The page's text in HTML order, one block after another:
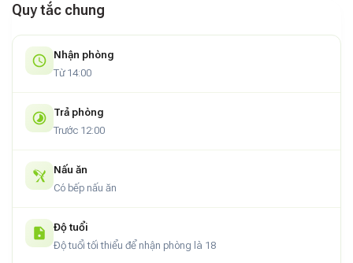
Trải nghiệm đáng nhớ cho kỳ nghỉ tại Huế
Một trong những điểm đặc biệt của Bạc Xỉu Home chính là
cảm giác thân thuộc mà nơi đây mang lại. Không giống như
đến sự gần gũi, yên tĩnh và tinh tế trong từng chi tiết nhỏ. Bạn
có thể bắt đầu buổi sáng bằng một tách trà trong phòng
thân sau khi dạo quanh phố Huế.
Bạc Xỉu Home
sự thư giãn và kết nối với chính mình sau những ngày làm việc
bận rộn. Dù bạn đến Huế để du lịch, công tác hay chỉ đơn
giản là muốn “trốn phố” vài ngày, thì nơi đây sẽ là điểm dừng
Quy tắc chung
Nhận phòng
Từ 14:00
Trả phòng
Trước 12:00
Nấu ăn
Có bếp nấu ăn
Độ tuổi
Độ tuổi tối thiểu để nhận phòng là 18